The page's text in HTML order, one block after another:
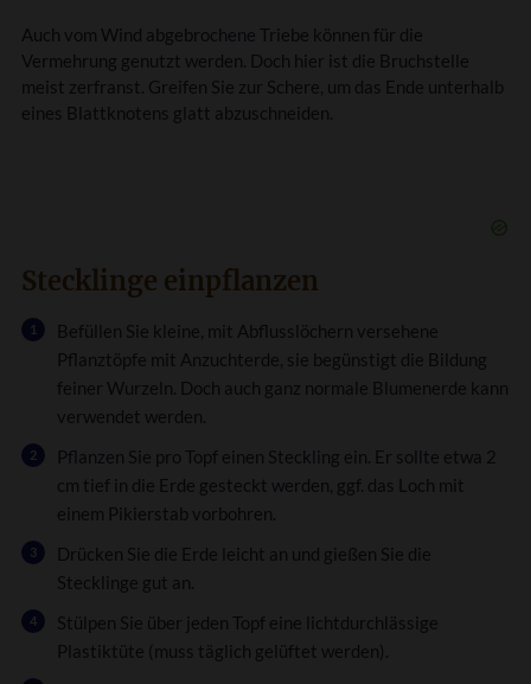
Auch vom Wind abgebrochene Triebe können für die
Vermehrung genutzt werden. Doch hier ist die Bruchstelle
meist zerfranst. Greifen Sie zur Schere, um das Ende unterhalb
eines Blattknotens glatt abzuschneiden.
Stecklinge einpflanzen
Befüllen Sie kleine, mit Abflusslöchern versehene
Pflanztöpfe mit Anzuchterde, sie begünstigt die Bildung
feiner Wurzeln. Doch auch ganz normale Blumenerde kann
verwendet werden.
Pflanzen Sie pro Topf einen Steckling ein. Er sollte etwa 2
cm tief in die Erde gesteckt werden, ggf. das Loch mit
einem Pikierstab vorbohren.
Drücken Sie die Erde leicht an und gießen Sie die
Stecklinge gut an.
Stülpen Sie über jeden Topf eine lichtdurchlässige
Plastiktüte (muss täglich gelüftet werden).